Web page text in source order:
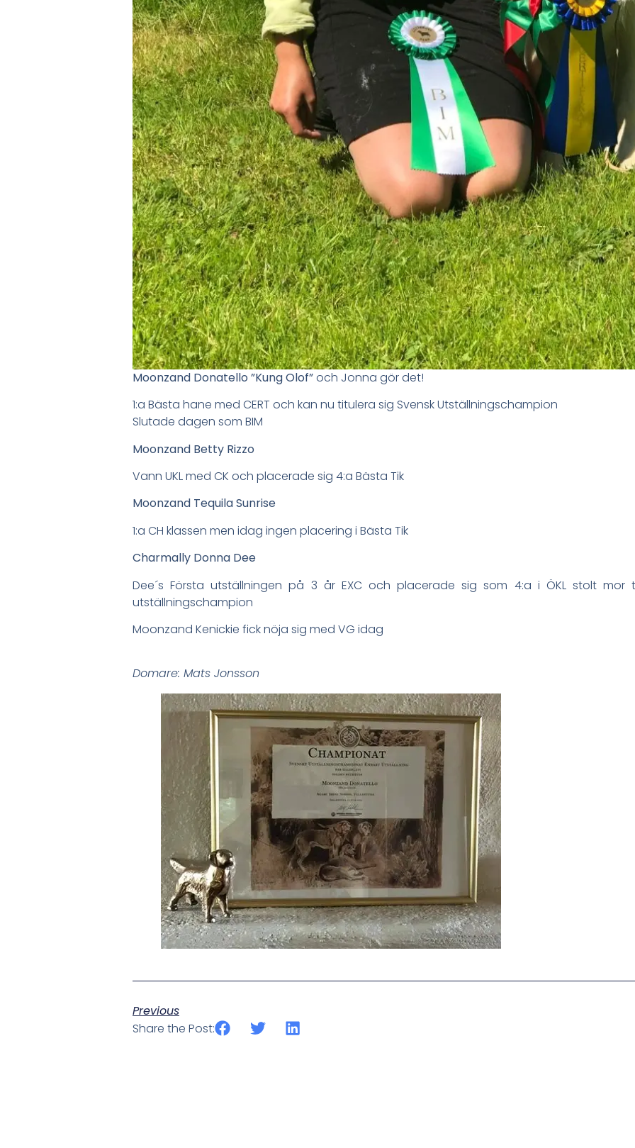
Moonzand Donatello ”Kung Olof”och Jonna gör det!
1:a Bästa hane med CERT och kan nu titulera sig Svensk Utställningschampion
Slutade dagen som BIM
Moonzand Betty Rizzo
Vann UKL med CK och placerade sig 4:a Bästa Tik
Moonzand Tequila Sunrise
1:a CH klassen men idag ingen placering i Bästa Tik
Charmally Donna Dee
Dee´s Första utställningen på 3 år EXC och placerade sig som 4:a i ÖKL stolt mor
utställningschampion
Moonzand Kenickie fick nöja sig med VG idag
Domare: Mats Jonsson
Previous
Share the Post: